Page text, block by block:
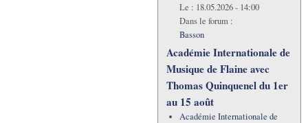
Le : 18.05.2026 - 14:00
Dans le forum :
Basson
Académie Internationale de
Musique de Flaine avec
Thomas Quinquenel du 1er
au 15 août
Académie Internationale de